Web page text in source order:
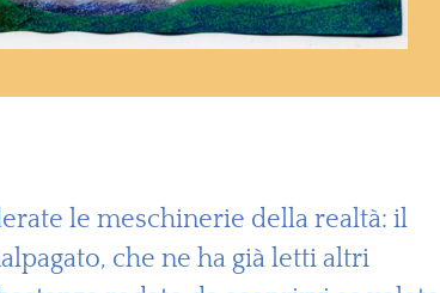
le meschinerie della realtà: il
che ne ha già letti altri